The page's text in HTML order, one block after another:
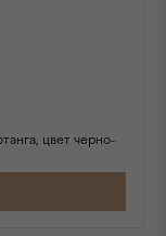
цвет черно-